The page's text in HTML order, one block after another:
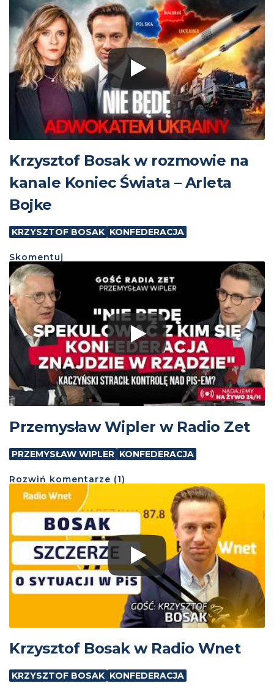
Krzysztof Bosak w rozmowie na
kanale Koniec Świata – Arleta
Bojke
KRZYSZTOF BOSAK KONFEDERACJA
Skomentuj
Przemysław Wipler w Radio Zet
PRZEMYSŁAW WIPLER KONFEDERACJA
Rozwiń komentarze (1)
Krzysztof Bosak w Radio Wnet
KRZYSZTOF BOSAK KONFEDERACJA